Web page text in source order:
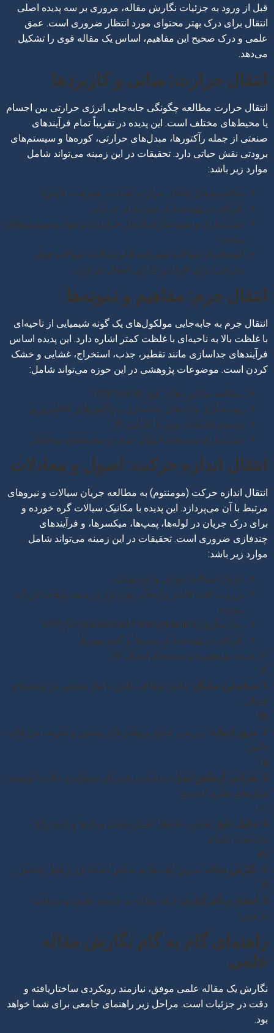
قبل از ورود به جزئیات نگارش مقاله، مروری بر سه پدیده اصلی
انتقال برای درک بهتر محتوای مورد انتظار ضروری است. عمق
علمی و درک صحیح این مفاهیم، اساس یک مقاله قوی را تشکیل
می‌دهد.
انتقال حرارت: مبانی و کاربردها
انتقال حرارت مطالعه چگونگی جابه‌جایی انرژی حرارتی بین اجسام
یا محیط‌های مختلف است. این پدیده در تقریباً تمام فرآیندهای
صنعتی از جمله رآکتورها، مبدل‌های حرارتی، کوره‌ها و سیستم‌های
برودتی نقش حیاتی دارد. تحقیقات در این زمینه می‌تواند شامل
موارد زیر باشد:
مکانیسم‌های انتقال حرارت (هدایت، همرفت، تابش)
طراحی و بهینه‌سازی مبدل‌های حرارتی
مدل‌سازی و شبیه‌سازی انتقال حرارت در مواد و سیستم‌های
پیچیده
استفاده از سیالات پیشرفته (نانوسیالات، سیالات فوق
بحرانی) برای افزایش کارایی انتقال حرارت
انتقال جرم: مفاهیم و نمونه‌ها
انتقال جرم به جابه‌جایی مولکول‌های یک گونه شیمیایی از ناحیه‌ای
با غلظت بالا به ناحیه‌ای با غلظت کمتر اشاره دارد. این پدیده اساس
فرآیندهای جداسازی مانند تقطیر، جذب، استخراج، غشایی و خشک
کردن است. موضوعات پژوهشی در این حوزه می‌تواند شامل:
مطالعه مکانیزم‌های نفوذ (Diffusion)
بهینه‌سازی واحدهای جداسازی و رآکتورهای کاتالیزوری
توسعه غشاهای نوین با کارایی بالا
مدل‌سازی پدیده‌های انتقال جرم در محیط‌های متخلخل
انتقال اندازه حرکت: اصول و معادلات
انتقال اندازه حرکت (مومنتوم) به مطالعه جریان سیالات و نیروهای
مرتبط با آن می‌پردازد. این پدیده با مکانیک سیالات گره خورده و
برای درک جریان در لوله‌ها، پمپ‌ها، میکسرها، و فرآیندهای
چندفازی ضروری است. تحقیقات در این زمینه می‌تواند شامل
موارد زیر باشد:
جریان سیالات نیوتنی و غیرنیوتنی
بررسی افت فشار و انتقال مومنتوم در سیستم‌های جریان
پیچیده
مدل‌سازی CFD (Computational Fluid Dynamics)
طراحی و بهینه‌سازی پمپ‌ها و کمپرسورها
💡 چرخه پژوهش در پدیده‌های انتقال 💡
🔬
1. شناسایی مشکل:
یافتن شکاف دانش یا نیاز صنعتی در پدیده‌های
انتقال.
📚
2. مرور ادبیات:
بررسی جامع پژوهش‌های پیشین و تعریف مرزهای
دانش.
🧪
3. طراحی آزمایش/مدل:
برنامه‌ریزی برای جمع‌آوری داده یا توسعه
مدل‌های نظری/عددی.
📈
4. تحلیل نتایج:
تفسیر داده‌ها، اعتبارسنجی مدل‌ها و استخراج
یافته‌های کلیدی.
✍️
5. نگارش مقاله:
تدوین یافته‌ها به شکلی استاندارد و قابل انتشار.
🌐
6. انتشار و تأثیرگذاری:
ارائه مقاله به جامعه علمی و دریافت
بازخورد.
راهنمای گام به گام نگارش مقاله
علمی
نگارش یک مقاله علمی موفق، نیازمند رویکردی ساختاریافته و
دقت در جزئیات است. مراحل زیر راهنمای جامعی برای شما خواهد
بود.